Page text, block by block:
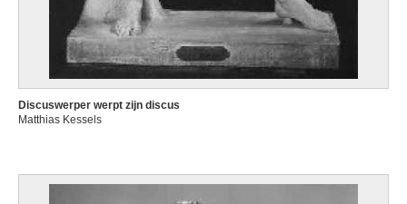
Discuswerper werpt zijn discus
Matthias Kessels